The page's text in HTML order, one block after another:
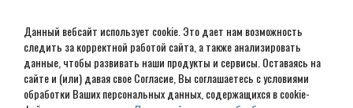
Данный вебсайт использует cookie. Это дает нам возможность
следить за корректной работой сайта, а также анализировать
данные, чтобы развивать наши продукты и сервисы. Оставаясь на
сайте и (или) давая свое Согласие, Вы соглашаетесь с условиями
обработки Ваших персональных данных, содержащихся в cookie-